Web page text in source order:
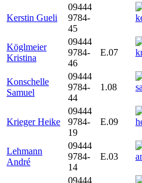
Kerstin Gueli
09444
9784-
45
Köglmeier
Kristina
09444
9784-
46
E.07
Konschelle
Samuel
09444
9784-
44
1.08
Krieger Heike
09444
9784-
19
E.09
Lehmann
André
09444
9784-
14
E.03
09444